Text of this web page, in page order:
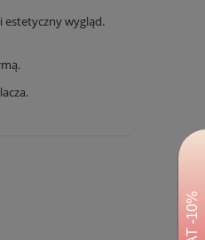
estetyczny wygląd.